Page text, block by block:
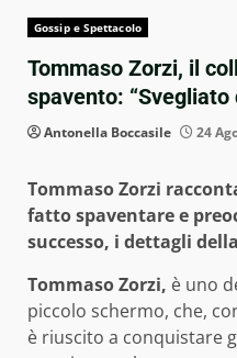
Gossip e Spettacolo
Tommaso Zorzi, il
spavento: “Svegliato
Antonella Boccasile 24
Tommaso Zorzi
fatto spaventare e
successo, i dettagli
Tommaso Zorzi, è uno
piccolo schermo, che,
è riuscito a conquistare